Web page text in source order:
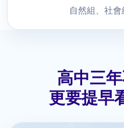
自然組、社
高中三
更要提早